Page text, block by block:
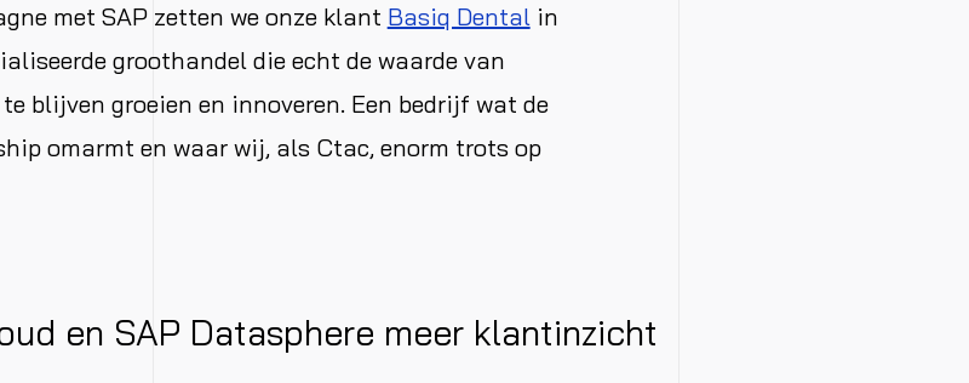
met SAP zetten we onze klant Basiq Dentalin
groothandel die echt de waarde van
blijven groeien en innoveren. Een bedrijf wat de
omarmt en waar wij, als Ctac, enorm trots op
en SAP Datasphere meer klantinzicht